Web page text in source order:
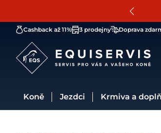
Cashback až 11% 3 prodejny Doprava
Koně Jezdci Krmiva a